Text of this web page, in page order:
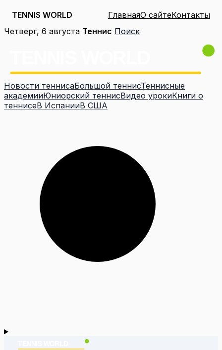
TENNIS WORLD ГлавнаяО сайтеКонтакты
Перейти
Четверг, 6 августа Теннис Поиск
Новости теннисаБольшой теннисТеннисные
академииЮниорский теннисВидео урокиКниги о
теннисеВ ИспанииВ США